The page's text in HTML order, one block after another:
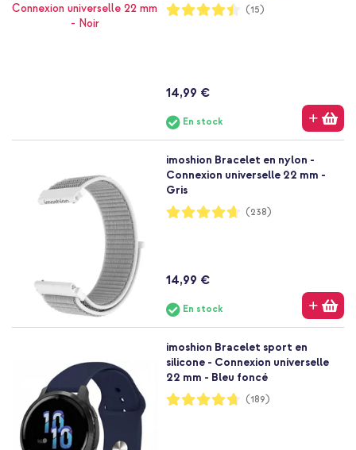
Notation:
88%
(15)
14,99 €
En stock
imoshion Bracelet en nylon -
Connexion universelle 22 mm -
Gris
Notation:
93%
(238)
14,99 €
En stock
imoshion Bracelet sport en
silicone - Connexion universelle
22 mm - Bleu foncé
Notation:
94%
(189)